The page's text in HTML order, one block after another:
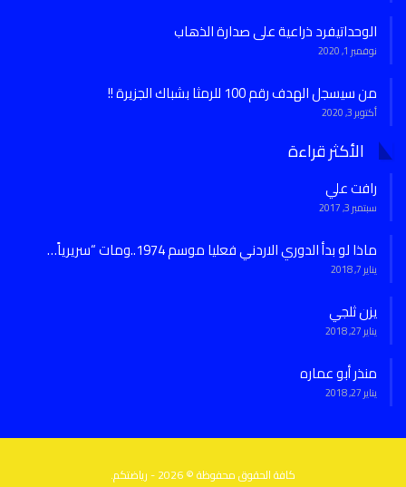
الوحداتيفرد ذراعية على صدارة الذهاب
نوفمبر 1, 2020
من سيسجل الهدف رقم 100 للرمثا بشباك الجزيرة !!
أكتوبر 3, 2020
الأكثر قراءة
رافت علي
سبتمبر 3, 2017
ماذا لو بدأ الدوري الاردني فعليا موسم 1974..ومات “سريرياً…
يناير 7, 2018
يزن ثلجي
يناير 27, 2018
منذر أبو عماره
يناير 27, 2018
كافة الحقوق محفوظة © 2026 - رياضتكم.